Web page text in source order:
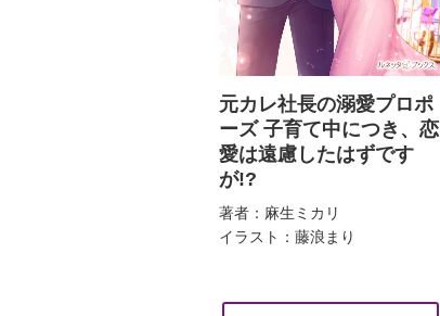
元カレ社長の溺愛プロポ
ーズ 子育て中につき、恋
愛は遠慮したはずです
が!?
著者：麻生ミカリ
イラスト：藤浪まり